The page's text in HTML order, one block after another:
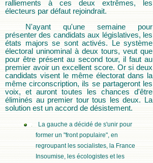
ralliements à ces deux extrêmes, les
électeurs par défaut rejoindrait.
N'ayant qu'une semaine pour
présenter des candidats aux législatives, les
états majors se sont activés. Le système
électoral uninominal à deux tours, veut que
pour être présent au second tour, il faut au
premier avoir un excellent score. Or si deux
candidats visent le même électorat dans la
même circonscription, ils se partageront les
voix, et auront toutes les chances d'être
éliminés au premier tour tous les deux. La
solution est un accord de désistement.
La gauche a décidé de s'unir pour
former un "front populaire", en
regroupant les socialistes, la France
Insoumise, les écologistes et les